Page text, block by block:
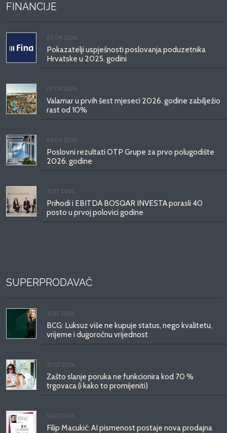
FINANCIJE
07.08.2026.
Pokazatelji uspješnosti poslovanja poduzetnika
Hrvatske u 2025. godini
07.08.2026.
Valamar u prvih šest mjeseci 2026. godine zabilježio
rast od 10%
06.08.2026.
Poslovni rezultati OTP Grupe za prvo polugodište
2026. godine
31.07.2026.
Prihodi i EBITDA BOSQAR INVESTA porasli 40
posto u prvoj polovici godine
SUPERPRODAVAČ
31.07.2026.
BCG: Luksuz više ne kupuje status, nego kvalitetu,
vrijeme i dugoročnu vrijednost
27.07.2026.
Zašto slanje poruka ne funkcionira kod 70 %
trgovaca (i kako to promijeniti)
14.07.2026.
Filip Macukić: AI pismenost postaje nova prodajna